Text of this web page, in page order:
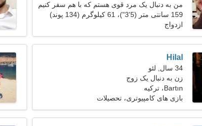
من به دنبال یک مرد قوی هستم که با هم سفر کنیم
159 سانتی متر (5'3")، 61 کیلوگرم (134 پوند)
ازدواج
Hilal
34 سال, لئو
زن به دنبال یک زوج
Bartın، ترکیه
بازی های کامپیوتری، تحصیلات